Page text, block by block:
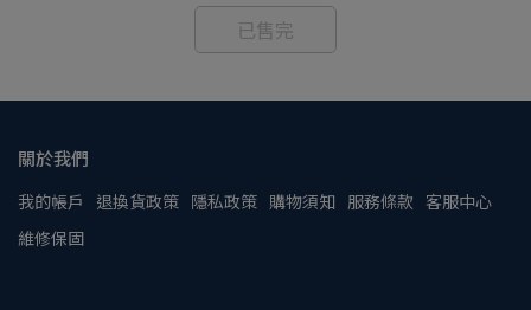
已售完
關於我們
我的帳戶 退換貨政策 隱私政策 購物須知 服務條款 客服中心
維修保固